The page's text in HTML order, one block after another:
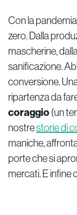
Con la
zero. Dalla
mascherine,
sanificazione.
conversione.
ripartenza da
coraggio(un
nostrestorie di
maniche,
porte che si
mercati. E infine